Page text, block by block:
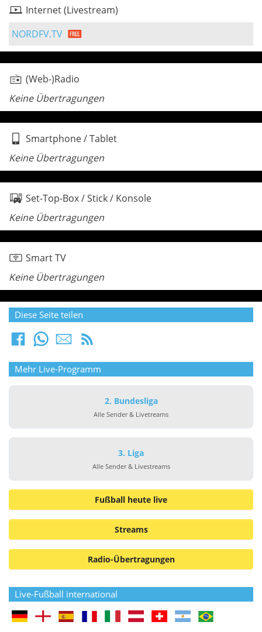
Internet (Livestream)
NORDFV.TV
(Web-)Radio
Keine Übertragungen
Smartphone / Tablet
Keine Übertragungen
Set-Top-Box / Stick / Konsole
Keine Übertragungen
Smart TV
Keine Übertragungen
Diese Seite teilen
Mehr Live-Programm
2. Bundesliga
Alle Sender & Livetreams
3. Liga
Alle Sender & Livestreams
Fußball heute live
Streams
Radio-Übertragungen
Live-Fußball international